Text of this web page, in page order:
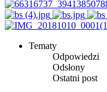
Tematy
Odpowiedzi
Odsłony
Ostatni post